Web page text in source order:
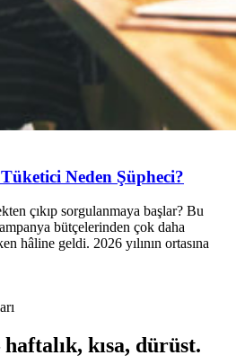
Neden Şüpheci?
çıkıp sorgulanmaya başlar? Bu
bütçelerinden çok daha
hâline geldi. 2026 yılının ortasına
kısa, dürüst.